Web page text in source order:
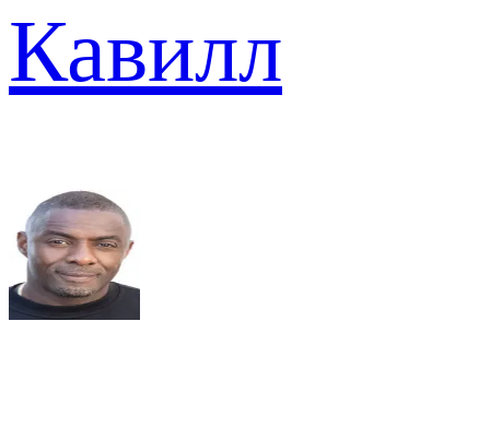
Кавилл